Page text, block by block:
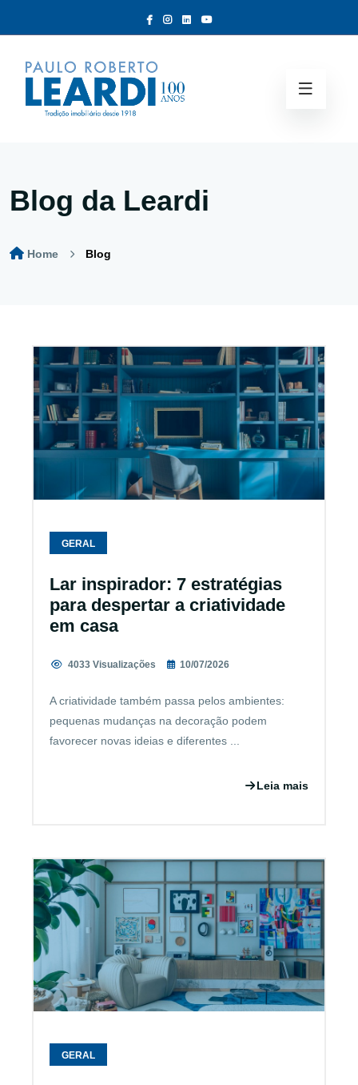
Blog da Leardi
Home Blog
GERAL
Lar inspirador: 7 estratégias
para despertar a criatividade
em casa
4033 Visualizações 10/07/2026
A criatividade também passa pelos ambientes:
pequenas mudanças na decoração podem
favorecer novas ideias e diferentes ...
Leia mais
GERAL